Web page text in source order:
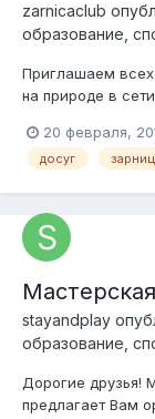
zarnicaclub
образование,
Приглашаем
на природе в
Москве и
«ЗарницаКлаб»
20 февраля,
досуг
stayandplay
образование,
Дорогие друзья!
предлагает Вам